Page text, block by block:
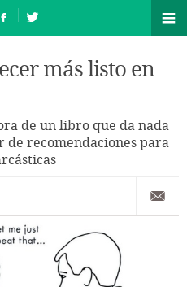
más listo en
de un libro que da nada
de recomendaciones para